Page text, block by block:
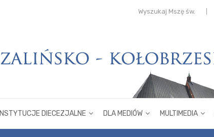
Wyszukaj Mszę św.
INSTYTUCJE DIECEZJALNE DLA MEDIÓW MULTIMEDIA